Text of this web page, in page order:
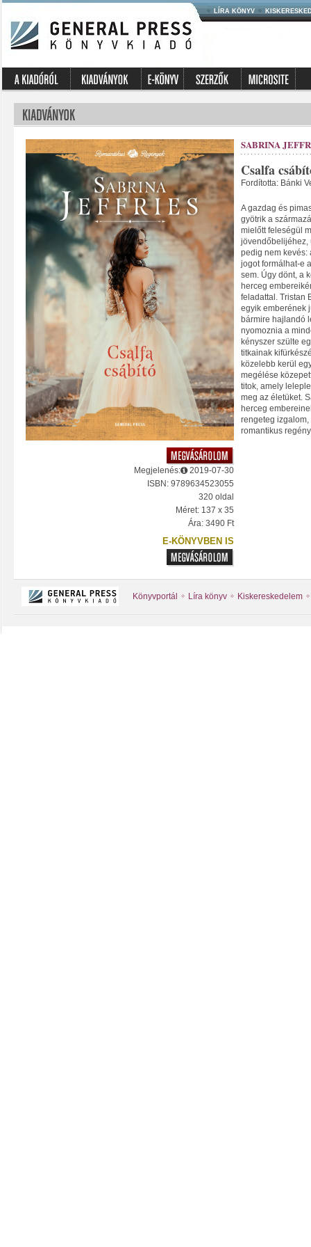
LÍRA KÖNYV
Megjelenés:
2019-07-30
ISBN: 9789634523055
320 oldal
Méret: 137 x 35
Ára: 3490 Ft
E-KÖNYVBEN IS
SABRINA
Csalfa
Fordította: Bánki
A gazdag és
gyötrik a
mielőtt feleségül
jövendőbelijéhez,
pedig nem kevés:
jogot formálhat-e
sem. Úgy dönt, a
herceg
feladattal. Tristan
egyik emberének
bármire hajlandó
nyomoznia a
kényszer szülte
titkainak
közelebb kerül
megélése
titok, amely
meg az életüket.
herceg
rengeteg
romantikus
Könyvportál Líra könyv Kiskereskedelem